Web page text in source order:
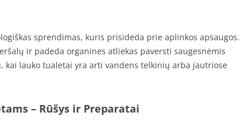
sprendimas, kuris prisideda prie aplinkos apsaugos.
ir padeda organines atliekas paversti saugesnėmis
kai lauko tualetai yra arti vandens telkinių arba jautriose
– Rūšys ir Preparatai